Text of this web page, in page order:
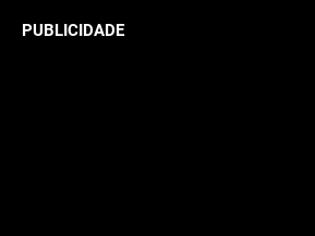
PUBLICIDADE